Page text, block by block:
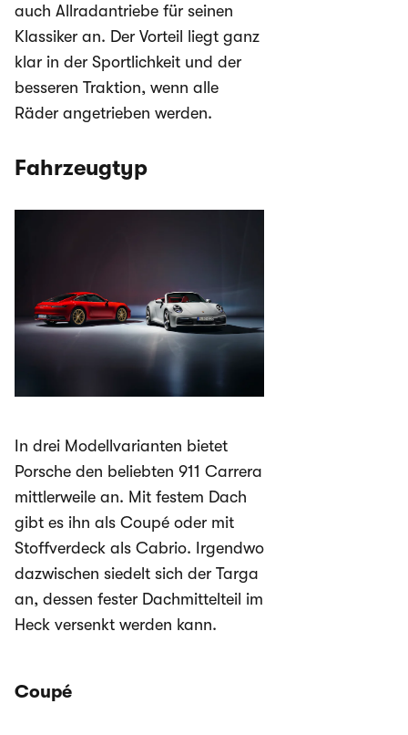
auch Allradantriebe für seinen
Klassiker an. Der Vorteil liegt ganz
klar in der Sportlichkeit und der
besseren Traktion, wenn alle
Räder angetrieben werden.
Fahrzeugtyp
In drei Modellvarianten bietet
Porsche den beliebten 911 Carrera
mittlerweile an. Mit festem Dach
gibt es ihn als Coupé oder mit
Stoffverdeck als Cabrio. Irgendwo
dazwischen siedelt sich der Targa
an, dessen fester Dachmittelteil im
Heck versenkt werden kann.
Coupé